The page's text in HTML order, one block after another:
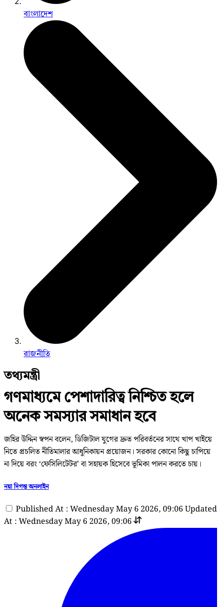
বাংলাদেশ
রাজনীতি
তথ্যমন্ত্রী
গণমাধ্যমে পেশাদারিত্ব নিশ্চিত হলে
অনেক সমস্যার সমাধান হবে
জহির উদ্দিন স্বপন বলেন, ডিজিটাল যুগের দ্রুত পরিবর্তনের সাথে খাপ খাইয়ে
নিতে প্রচলিত নীতিমালার আধুনিকায়ন প্রয়োজন। সরকার কোনো কিছু চাপিয়ে
না দিয়ে বরং ‘ফেসিলিটেটর’ বা সহায়ক হিসেবে ভূমিকা পালন করতে চায়।
নয়া দিগন্ত অনলাইন
Published At : Wednesday May 6 2026, 09:06 Updated
At : Wednesday May 6 2026, 09:06